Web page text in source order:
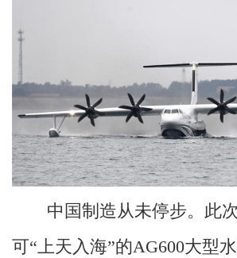
中国制造从未停步。此次
可“上天入海”的AG600大型